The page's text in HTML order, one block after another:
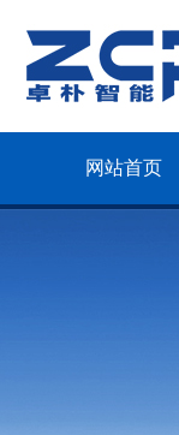
网站首页